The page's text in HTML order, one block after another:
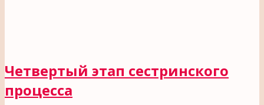
Четвертый этап сестринского
процесса